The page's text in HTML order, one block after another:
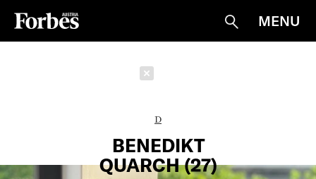
Suche
MENU
D
BENEDIKT
QUARCH (27)